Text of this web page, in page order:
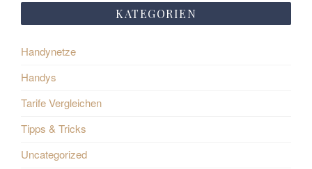
KATEGORIEN
Handynetze
Handys
Tarife Vergleichen
Tipps & Tricks
Uncategorized